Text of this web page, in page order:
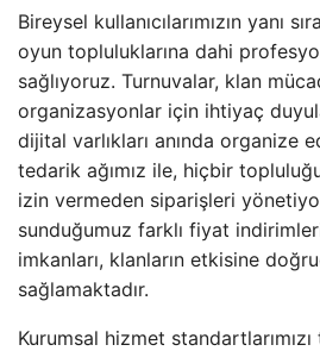
Bireysel kullanıcılarımızın yanı
oyun topluluklarına dahi
sağlıyoruz. Turnuvalar, klan
organizasyonlar için ihtiyaç
dijital varlıkları anında organize
tedarik ağımız ile, hiçbir
izin vermeden siparişleri
sunduğumuz farklı fiyat
imkanları, klanların etkisine
sağlamaktadır.
Kurumsal hizmet